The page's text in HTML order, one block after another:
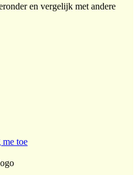
en vergelijk met andere